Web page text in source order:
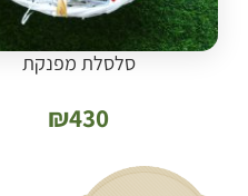
סלסלת מפנקת
₪430